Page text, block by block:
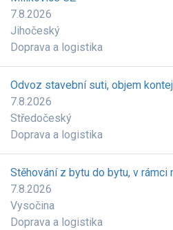
7.8.2026
Jihočeský
Doprava a logistika
Odvoz stavební suti, objem
7.8.2026
Středočeský
Doprava a logistika
Stěhování z bytu do bytu, v rámci
7.8.2026
Vysočina
Doprava a logistika